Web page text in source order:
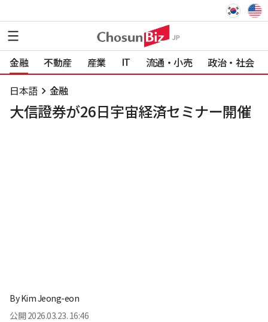
金融 不動産 産業 IT 流通・小売 政治・社会
日本語 金融
大信證券が26日宇宙経済セミナー開催
ByKim Jeong-eon
公開 2026.03.23. 16:46